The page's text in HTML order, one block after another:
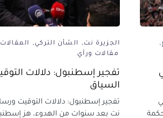
أصدرت محكمة
الجزيرة نت الشأن التركي
مقالات ورأي
تفجير إسطنبول: دلالات
السياق
تفجير إسطنبول: دلالات التوقيت
نت بعد سنوات من الهدوء، هز